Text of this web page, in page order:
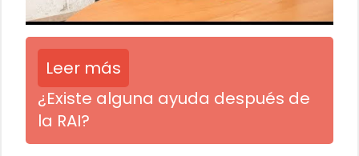
Leer más
¿Existe alguna ayuda después de
la RAI?